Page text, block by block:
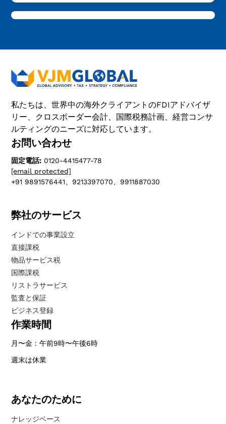
私たちは、世界中の海外クライアントのFDIアドバイザ
リー、クロスボーダー会計、国際税務計画、経営コンサ
ルティングのニーズに対応しています。
お問い合わせ
固定電話: 0120-4415477-78
[email protected]
+91 9891576441、9213397070、9911887030
弊社のサービス
インドでの事業設立
直接課税
物品サービス税
国際課税
リストラサービス
監査と保証
ビジネス登録
作業時間
月〜金：午前9時〜午後6時
週末は休業
あなたのために
ナレッジベース